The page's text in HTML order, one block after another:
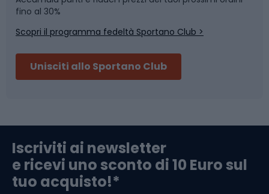
Skitouring
Abbigliamento da escursionismo
Pattinaggio
Componenti per biciclette
Arrampicata
fino al 30%
Scopri il programma fedeltà Sportano Club >
Unisciti allo Sportano Club
Iscriviti ai newsletter
e ricevi uno sconto di 10 Euro sul
tuo acquisto!*